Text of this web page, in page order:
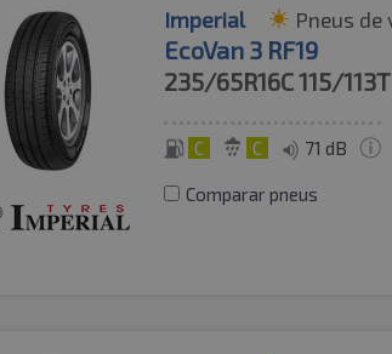
Imperial Pneus de
EcoVan 3 RF19
235/65R16C115/113T
C C 71 dB
Comparar pneus